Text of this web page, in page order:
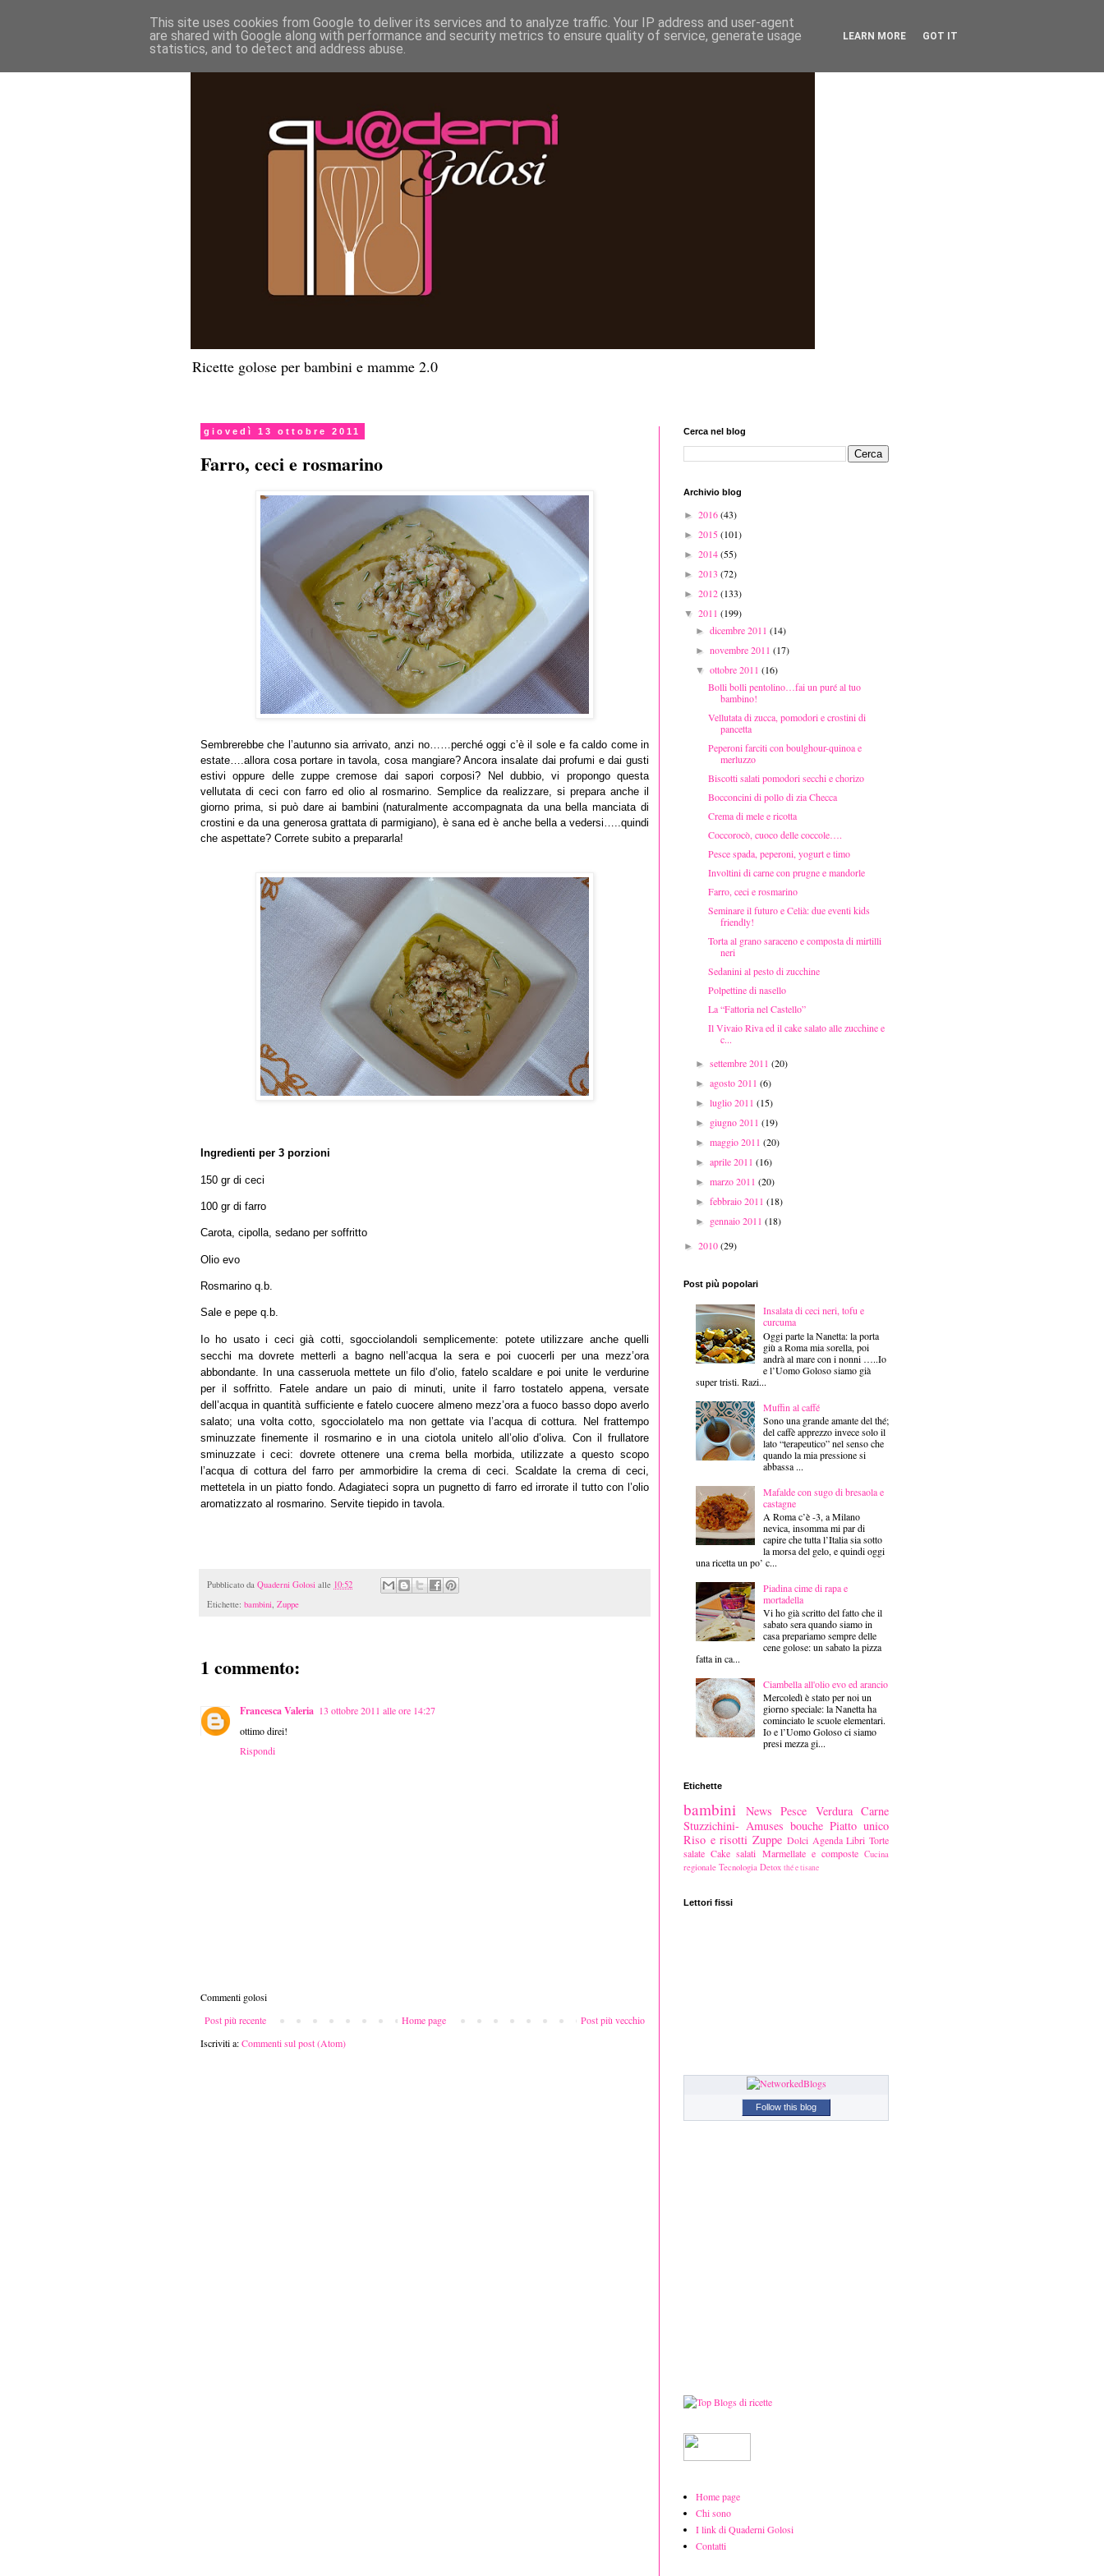
Ricette golose per bambini e mamme 2.0
giovedì 13 ottobre 2011
Farro, ceci e rosmarino
Sembrerebbe che l’autunno sia arrivato, anzi no……perché oggi c’è il sole e fa caldo come in
estate….allora cosa portare in tavola, cosa mangiare? Ancora insalate dai profumi e dai gusti
estivi oppure delle zuppe cremose dai sapori corposi? Nel dubbio, vi propongo questa
vellutata di ceci con farro ed olio al rosmarino. Semplice da realizzare, si prepara anche il
giorno prima, si può dare ai bambini (naturalmente accompagnata da una bella manciata di
crostini e da una generosa grattata di parmigiano), è sana ed è anche bella a vedersi…..quindi
che aspettate? Correte subito a prepararla!
Ingredienti per 3 porzioni
150 gr di ceci
100 gr di farro
Carota, cipolla, sedano per soffritto
Olio evo
Rosmarino q.b.
Sale e pepe q.b.
Io ho usato i ceci già cotti, sgocciolandoli semplicemente: potete utilizzare anche quelli
secchi ma dovrete metterli a bagno nell’acqua la sera e poi cuocerli per una mezz’ora
abbondante. In una casseruola mettete un filo d’olio, fatelo scaldare e poi unite le verdurine
per il soffritto. Fatele andare un paio di minuti, unite il farro tostatelo appena, versate
dell’acqua in quantità sufficiente e fatelo cuocere almeno mezz’ora a fuoco basso dopo averlo
salato; una volta cotto, sgocciolatelo ma non gettate via l’acqua di cottura. Nel frattempo
sminuzzate finemente il rosmarino e in una ciotola unitelo all’olio d’oliva. Con il frullatore
sminuzzate i ceci: dovrete ottenere una crema bella morbida, utilizzate a questo scopo
l’acqua di cottura del farro per ammorbidire la crema di ceci. Scaldate la crema di ceci,
mettetela in un piatto fondo. Adagiateci sopra un pugnetto di farro ed irrorate il tutto con l’olio
aromatizzato al rosmarino. Servite tiepido in tavola.
Pubblicato da Quaderni Golosi alle 10:52
Etichette: bambini, Zuppe
1 commento:
Francesca Valeria 13 ottobre 2011 alle ore 14:27
ottimo direi!
Rispondi
Commenti golosi
Post più recente
Post più vecchio
Home page
Iscriviti a:Commenti sul post (Atom)
Cerca nel blog
Archivio blog
► 2016(43)
► 2015(101)
► 2014(55)
► 2013 (72)
► 2012(133)
▼ 2011 (199)
►dicembre 2011(14)
►novembre 2011(17)
▼ottobre 2011(16)
Bolli bolli pentolino…fai un puré al tuo
bambino!
Vellutata di zucca, pomodori e crostini di
pancetta
Peperoni farciti con boulghour-quinoa e
merluzzo
Biscotti salati pomodori secchi e chorizo
Bocconcini di pollo di zia Checca
Crema di mele e ricotta
Coccorocò, cuoco delle coccole….
Pesce spada, peperoni, yogurt e timo
Involtini di carne con prugne e mandorle
Farro, ceci e rosmarino
Seminare il futuro e Celià: due eventi kids
friendly!
Torta al grano saraceno e composta di mirtilli
neri
Sedanini al pesto di zucchine
Polpettine di nasello
La “Fattoria nel Castello”
Il Vivaio Riva ed il cake salato alle zucchine e
c...
►settembre 2011(20)
►agosto 2011(6)
►luglio 2011(15)
► giugno 2011(19)
►maggio 2011(20)
►aprile 2011(16)
►marzo 2011(20)
►febbraio 2011(18)
► gennaio 2011(18)
► 2010(29)
Post più popolari
Insalata di ceci neri, tofu e
curcuma
Oggi parte la Nanetta: la porta
giù a Roma mia sorella, poi
andrà al mare con i nonni …..Io
e l’Uomo Goloso siamo già
super tristi. Razi...
Muffin al caffé
Sono una grande amante del thé;
del caffè apprezzo invece solo il
lato “terapeutico” nel senso che
quando la mia pressione si
abbassa ...
Mafalde con sugo di bresaola e
castagne
A Roma c’è -3, a Milano
nevica, insomma mi par di
capire che tutta l’Italia sia sotto
la morsa del gelo, e quindi oggi
una ricetta un po’ c...
Piadina cime di rapa e
mortadella
Vi ho già scritto del fatto che il
sabato sera quando siamo in
casa prepariamo sempre delle
cene golose: un sabato la pizza
fatta in ca...
Ciambella all'olio evo ed arancio
Mercoledì è stato per noi un
giorno speciale: la Nanetta ha
cominciato le scuole elementari.
Io e l’Uomo Goloso ci siamo
presi mezza gi...
Etichette
bambini News Pesce Verdura Carne
Stuzzichini- Amuses bouche Piatto unico
Riso e risotti Zuppe Dolci Agenda Libri Torte
salate Cake salati Marmellate e composte Cucina
regionale Tecnologia Detox thé e tisane
Lettori fissi
Follow this blog
Home page
Chi sono
I link di Quaderni Golosi
Contatti
This site uses cookies from Google to deliver its services and to analyze traffic. Your IP address and user-agent
are shared with Google along with performance and security metrics to ensure quality of service, generate usage
statistics, and to detect and address abuse.
LEARN MORE GOT IT